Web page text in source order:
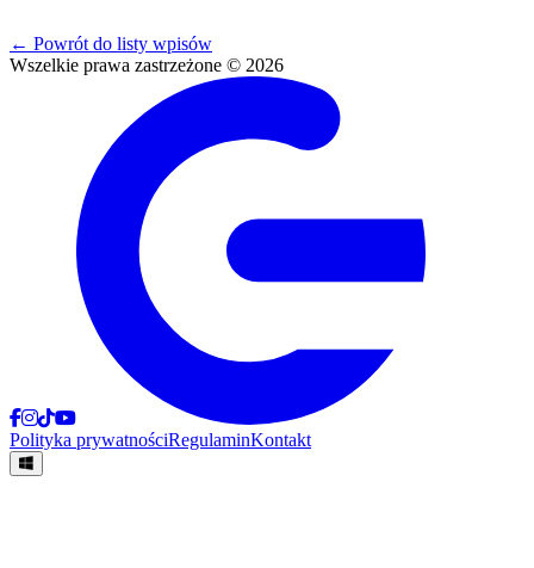
← Powrót do listy wpisów
Wszelkie prawa zastrzeżone © 2026
Polityka prywatnościRegulaminKontakt